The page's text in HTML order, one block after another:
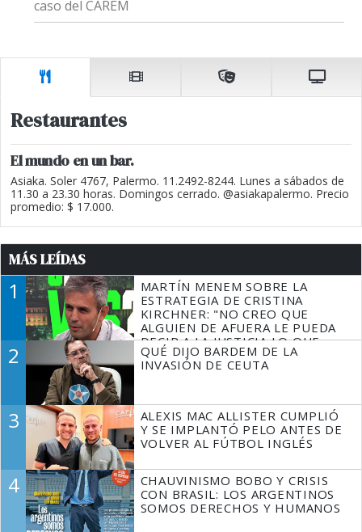
caso del CAREM
Restaurantes
El mundo en un bar.
Asiaka. Soler 4767, Palermo. 11.2492-8244. Lunes a sábados de
11.30 a 23.30 horas. Domingos cerrado. @asiakapalermo. Precio
promedio: $ 17.000.
MÁS LEÍDAS
1
MARTÍN MENEM SOBRE LA
ESTRATEGIA DE CRISTINA
KIRCHNER: "NO CREO QUE
ALGUIEN DE AFUERA LE PUEDA
DECIR A LA JUSTICIA LO QUE
TIENE QUE HACER"
2
QUÉ DIJO BARDEM DE LA
INVASIÓN DE CEUTA
3
ALEXIS MAC ALLISTER CUMPLIÓ
Y SE IMPLANTÓ PELO ANTES DE
VOLVER AL FÚTBOL INGLÉS
4
CHAUVINISMO BOBO Y CRISIS
CON BRASIL: LOS ARGENTINOS
SOMOS DERECHOS Y HUMANOS